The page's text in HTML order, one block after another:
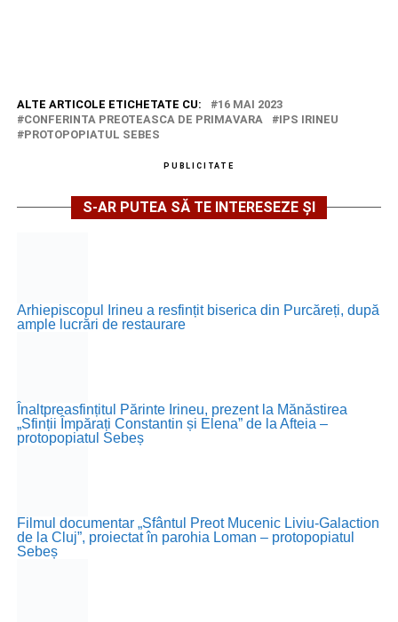
ALTE ARTICOLE ETICHETATE CU:
16 MAI 2023
CONFERINTA PREOTEASCA DE PRIMAVARA
IPS IRINEU
PROTOPOPIATUL SEBES
PUBLICITATE
S-AR PUTEA SĂ TE INTERESEZE ȘI
Arhiepiscopul Irineu a resfințit biserica din Purcăreți, după
ample lucrări de restaurare
Înaltpreasfințitul Părinte Irineu, prezent la Mănăstirea
„Sfinții Împărați Constantin și Elena” de la Afteia –
protopopiatul Sebeș
Filmul documentar „Sfântul Preot Mucenic Liviu-Galaction
de la Cluj”, proiectat în parohia Loman – protopopiatul
Sebeș